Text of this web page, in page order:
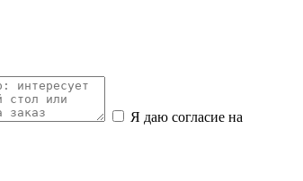
Я даю согласие на